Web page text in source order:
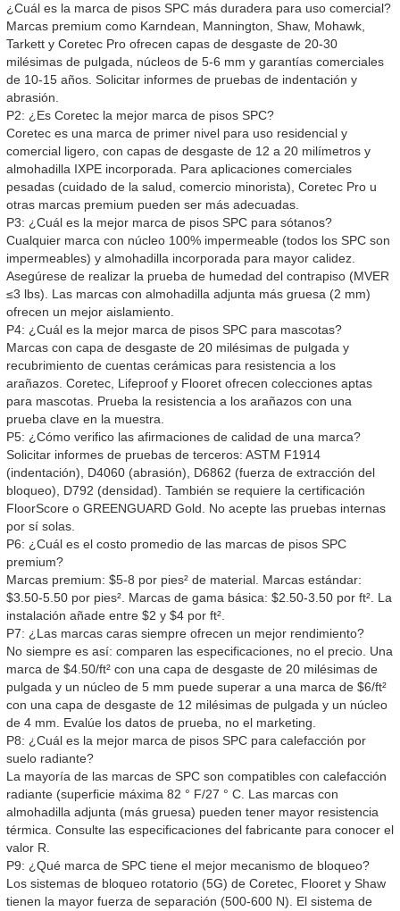
¿Cuál es la marca de pisos SPC más duradera para uso comercial?
Marcas premium como Karndean, Mannington, Shaw, Mohawk,
Tarkett y Coretec Pro ofrecen capas de desgaste de 20-30
milésimas de pulgada, núcleos de 5-6 mm y garantías comerciales
de 10-15 años. Solicitar informes de pruebas de indentación y
abrasión.
P2: ¿Es Coretec la mejor marca de pisos SPC?
Coretec es una marca de primer nivel para uso residencial y
comercial ligero, con capas de desgaste de 12 a 20 milímetros y
almohadilla IXPE incorporada. Para aplicaciones comerciales
pesadas (cuidado de la salud, comercio minorista), Coretec Pro u
otras marcas premium pueden ser más adecuadas.
P3: ¿Cuál es la mejor marca de pisos SPC para sótanos?
Cualquier marca con núcleo 100% impermeable (todos los SPC son
impermeables) y almohadilla incorporada para mayor calidez.
Asegúrese de realizar la prueba de humedad del contrapiso (MVER
≤3 lbs). Las marcas con almohadilla adjunta más gruesa (2 mm)
ofrecen un mejor aislamiento.
P4: ¿Cuál es la mejor marca de pisos SPC para mascotas?
Marcas con capa de desgaste de 20 milésimas de pulgada y
recubrimiento de cuentas cerámicas para resistencia a los
arañazos. Coretec, Lifeproof y Flooret ofrecen colecciones aptas
para mascotas. Prueba la resistencia a los arañazos con una
prueba clave en la muestra.
P5: ¿Cómo verifico las afirmaciones de calidad de una marca?
Solicitar informes de pruebas de terceros: ASTM F1914
(indentación), D4060 (abrasión), D6862 (fuerza de extracción del
bloqueo), D792 (densidad). También se requiere la certificación
FloorScore o GREENGUARD Gold. No acepte las pruebas internas
por sí solas.
P6: ¿Cuál es el costo promedio de las marcas de pisos SPC
premium?
Marcas premium: $5-8 por pies² de material. Marcas estándar:
$3.50-5.50 por pies². Marcas de gama básica: $2.50-3.50 por ft². La
instalación añade entre $2 y $4 por ft².
P7: ¿Las marcas caras siempre ofrecen un mejor rendimiento?
No siempre es así: comparen las especificaciones, no el precio. Una
marca de $4.50/ft² con una capa de desgaste de 20 milésimas de
pulgada y un núcleo de 5 mm puede superar a una marca de $6/ft²
con una capa de desgaste de 12 milésimas de pulgada y un núcleo
de 4 mm. Evalúe los datos de prueba, no el marketing.
P8: ¿Cuál es la mejor marca de pisos SPC para calefacción por
suelo radiante?
La mayoría de las marcas de SPC son compatibles con calefacción
radiante (superficie máxima 82 ° F/27 ° C. Las marcas con
almohadilla adjunta (más gruesa) pueden tener mayor resistencia
térmica. Consulte las especificaciones del fabricante para conocer el
valor R.
P9: ¿Qué marca de SPC tiene el mejor mecanismo de bloqueo?
Los sistemas de bloqueo rotatorio (5G) de Coretec, Flooret y Shaw
tienen la mayor fuerza de separación (500-600 N). El sistema de